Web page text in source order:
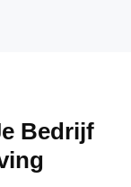
Bedrijf